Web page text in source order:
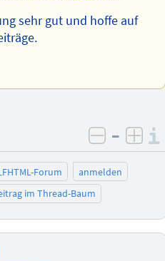
sehr gut und hoffe auf
negativ
–
Forum
anmelden
im Thread-Baum